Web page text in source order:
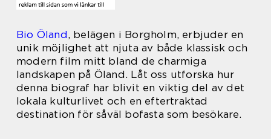
Bio Öland, belägen i Borgholm, erbjuder en
unik möjlighet att njuta av både klassisk och
modern film mitt bland de charmiga
landskapen på Öland. Låt oss utforska hur
denna biograf har blivit en viktig del av det
lokala kulturlivet och en eftertraktad
destination för såväl bofasta som besökare.